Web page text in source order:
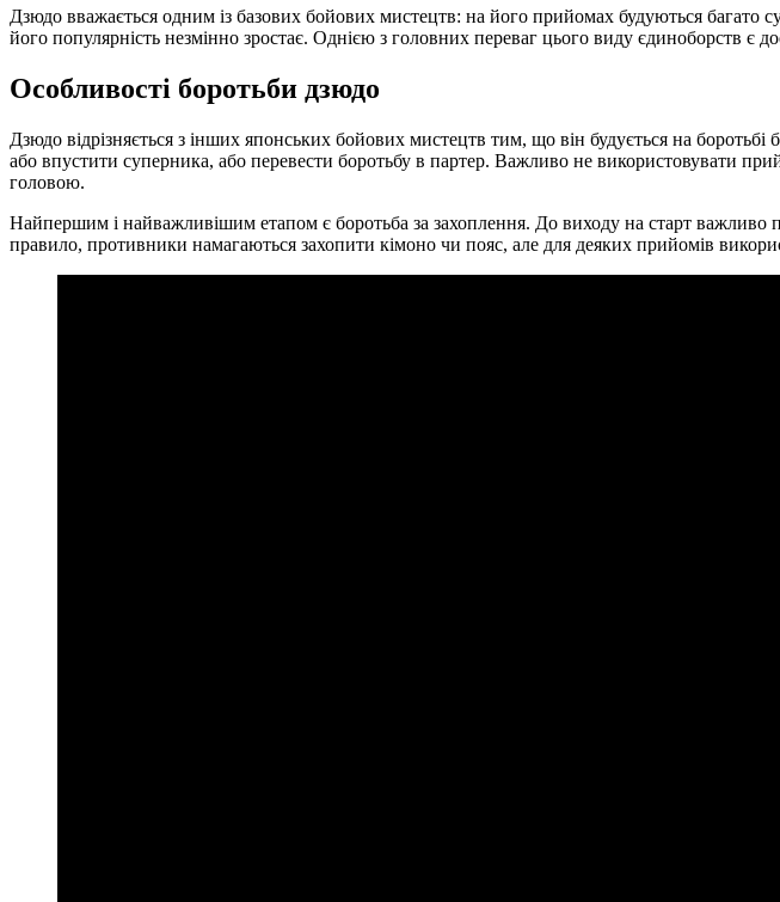
Дзюдо вважається одним із базових бойових мистецтв: на його прийомах будуються багато
його популярність незмінно зростає. Однією з головних переваг цього виду єдиноборств є
Особливості боротьби дзюдо
Дзюдо відрізняється з інших японських бойових мистецтв тим, що він будується на
або впустити суперника, або перевести боротьбу в партер. Важливо не використовувати
головою.
Найпершим і найважливішим етапом є боротьба за захоплення. До виходу на старт важливо
правило, противники намагаються захопити кімоно чи пояс, але для деяких прийомів